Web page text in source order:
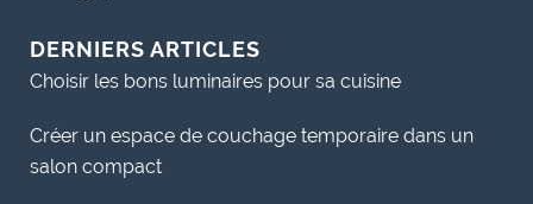
DERNIERS ARTICLES
Choisir les bons luminaires pour sa cuisine
Créer un espace de couchage temporaire dans un
salon compact